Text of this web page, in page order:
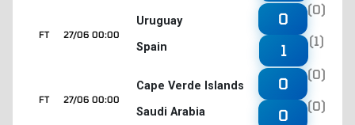
27/06 00:00
FT
Uruguay
Spain
0
(0)
1
(1)
27/06 00:00
FT
Cape Verde Islands
Saudi Arabia
0
(0)
0
(0)